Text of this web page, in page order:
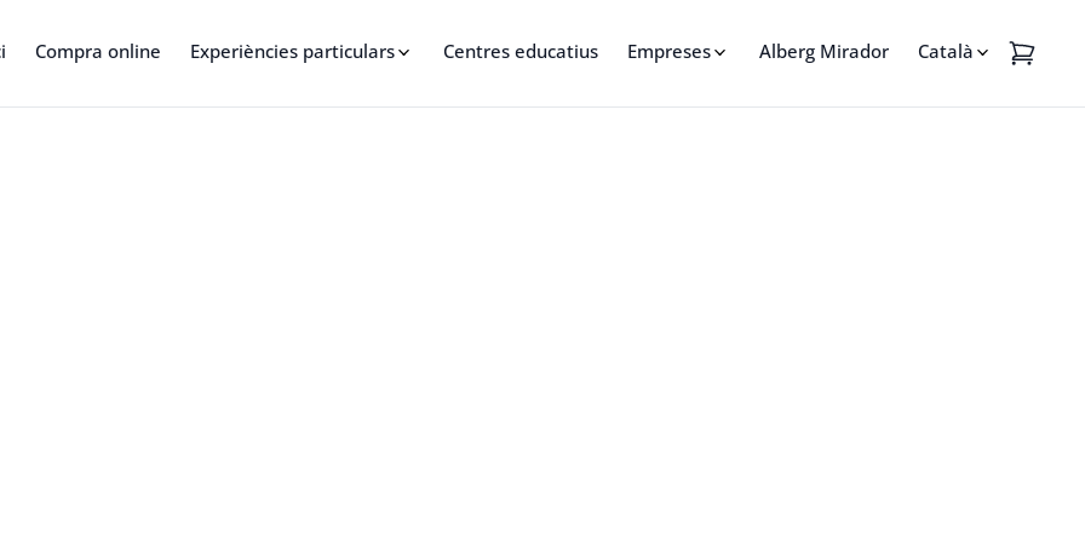
Compra online Experiències particulars Centres educatius Empreses Alberg Mirador Català